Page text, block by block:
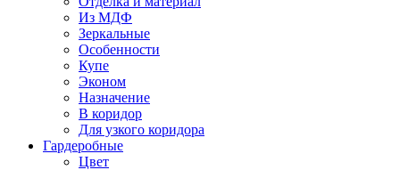
Из МДФ
Зеркальные
Особенности
Купе
Эконом
Назначение
В коридор
Для узкого коридора
Гардеробные
Цвет